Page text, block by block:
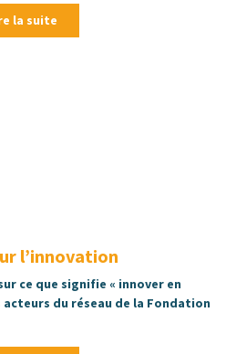
la suite
l’innovation
ce que signifie « innover en
du réseau de la Fondation